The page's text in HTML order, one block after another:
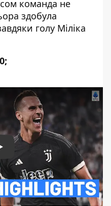
команда не
здобула
голу Міліка